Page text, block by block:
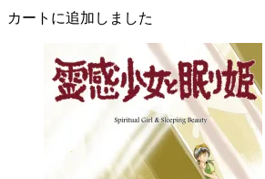
カートに追加しました